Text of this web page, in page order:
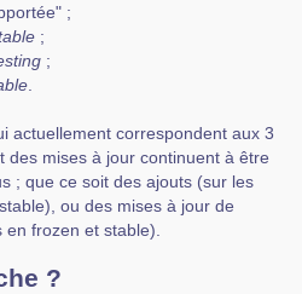
;
;
;
actuellement correspondent aux 3
des mises à jour continuent à être
; que ce soit des ajouts (sur les
ou des mises à jour de
frozen et stable).
?